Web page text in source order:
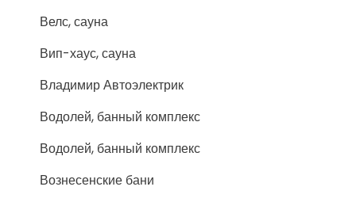
Велс, сауна
Вип-хаус, сауна
Владимир Автоэлектрик
Водолей, банный комплекс
Водолей, банный комплекс
Вознесенские бани